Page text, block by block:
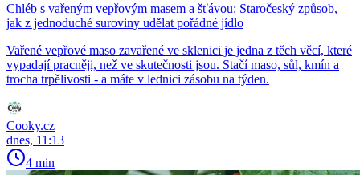
Chléb s vařeným vepřovým masem a šťávou: Staročeský způsob,
jak z jednoduché suroviny udělat pořádné jídlo
Vařené vepřové maso zavařené ve sklenici je jedna z těch věcí, které
vypadají pracněji, než ve skutečnosti jsou. Stačí maso, sůl, kmín a
trocha trpělivosti - a máte v lednici zásobu na týden.
Cooky.cz
dnes, 11:13
4 min